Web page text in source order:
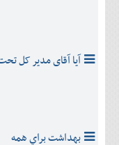
آيا آقای مدیر کل
بهداشت براي همه